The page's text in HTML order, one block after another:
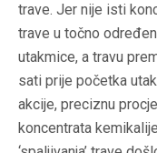
trave. Jer nije isti
trave u točno
utakmice, a travu
sati prije početka
akcije, preciznu
koncentrata